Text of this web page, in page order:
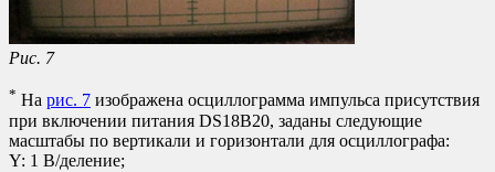
Рис. 7
* На рис. 7 изображена осциллограмма импульса присутствия
при включении питания DS18B20, заданы следующие
масштабы по вертикали и горизонтали для осциллографа:
Y: 1 В/деление;